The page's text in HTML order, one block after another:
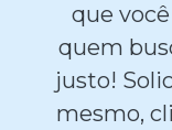
que
quem
justo!
mesmo,